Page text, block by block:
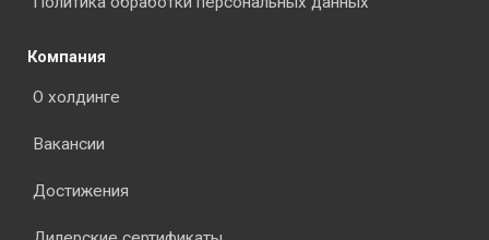
Компания
О холдинге
Вакансии
Достижения